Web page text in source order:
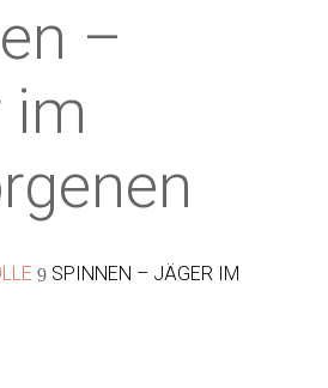
–
im
9 SPINNEN – JÄGER IM